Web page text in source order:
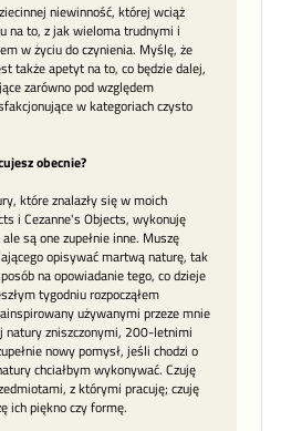
niewinność, której wciąż
na to, z jak wieloma trudnymi i
w życiu do czynienia. Myślę, że
także apetyt na to, co będzie dalej,
zarówno pod względem
w kategoriach czysto
obecnie?
które znalazły się w moich
i Cezanne's Objects, wykonuję
są one zupełnie inne. Muszę
opisywać martwą naturę, tak
na opowiadanie tego, co dzieje
tygodniu rozpocząłem
używanymi przeze mnie
natury zniszczonymi, 200-letnimi
nowy pomysł, jeśli chodzi o
chciałbym wykonywać. Czuję
z którymi pracuję; czuję
ich piękno czy formę.